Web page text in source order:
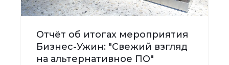
Отчёт об итогах мероприятия
Бизнес-Ужин: "Свежий взгляд
на альтернативное ПО"